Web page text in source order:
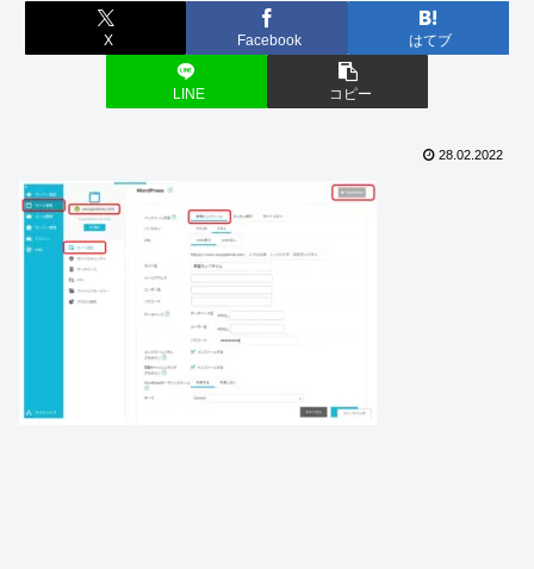
X Facebook はてブ
LINE コピー
28.02.2022